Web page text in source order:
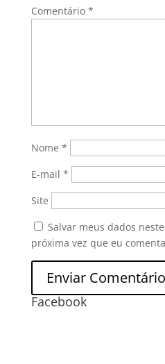
Comentário *
Nome *
E-mail *
Site
Salvar meus dados
próxima vez que eu
Facebook